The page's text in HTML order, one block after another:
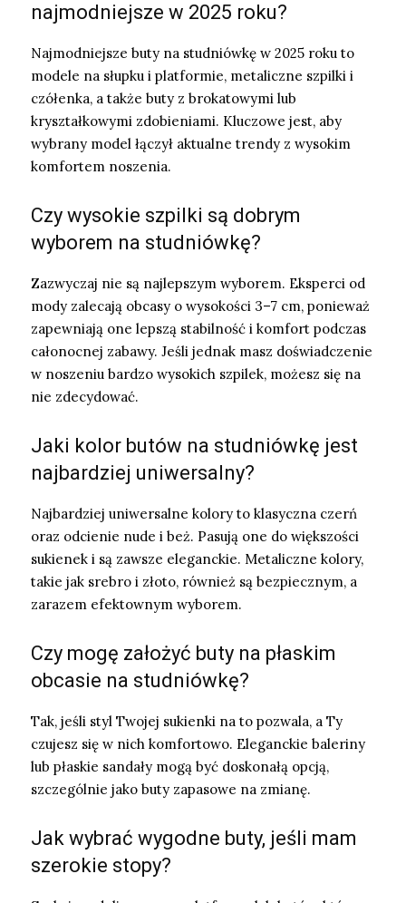
najmodniejsze w 2025 roku?
Najmodniejsze buty na studniówkę w 2025 roku to
modele na słupku i platformie, metaliczne szpilki i
czółenka, a także buty z brokatowymi lub
kryształkowymi zdobieniami. Kluczowe jest, aby
wybrany model łączył aktualne trendy z wysokim
komfortem noszenia.
Czy wysokie szpilki są dobrym
wyborem na studniówkę?
Zazwyczaj nie są najlepszym wyborem. Eksperci od
mody zalecają obcasy o wysokości 3–7 cm, ponieważ
zapewniają one lepszą stabilność i komfort podczas
całonocnej zabawy. Jeśli jednak masz doświadczenie
w noszeniu bardzo wysokich szpilek, możesz się na
nie zdecydować.
Jaki kolor butów na studniówkę jest
najbardziej uniwersalny?
Najbardziej uniwersalne kolory to klasyczna czerń
oraz odcienie nude i beż. Pasują one do większości
sukienek i są zawsze eleganckie. Metaliczne kolory,
takie jak srebro i złoto, również są bezpiecznym, a
zarazem efektownym wyborem.
Czy mogę założyć buty na płaskim
obcasie na studniówkę?
Tak, jeśli styl Twojej sukienki na to pozwala, a Ty
czujesz się w nich komfortowo. Eleganckie baleriny
lub płaskie sandały mogą być doskonałą opcją,
szczególnie jako buty zapasowe na zmianę.
Jak wybrać wygodne buty, jeśli mam
szerokie stopy?